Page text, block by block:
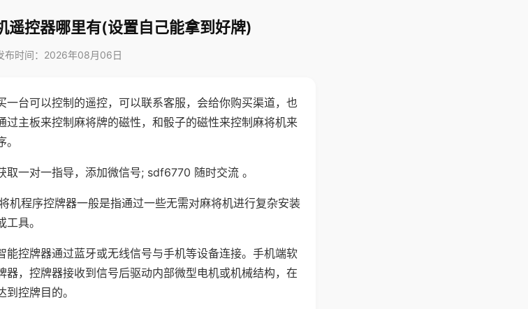
遥控器哪里有(设置自己能拿到好牌)
布时间：2026年08月06日
一台可以控制的遥控，可以联系客服，会给你购买渠道，也
过主板来控制麻将牌的磁性，和骰子的磁性来控制麻将机来
一对一指导，添加微信号; sdf6770 随时交流 。
机程序控牌器一般是指通过一些无需对麻将机进行复杂安装
具。
能控牌器通过蓝牙或无线信号与手机等设备连接。手机端软
，控牌器接收到信号后驱动内部微型电机或机械结构，在
控牌目的。